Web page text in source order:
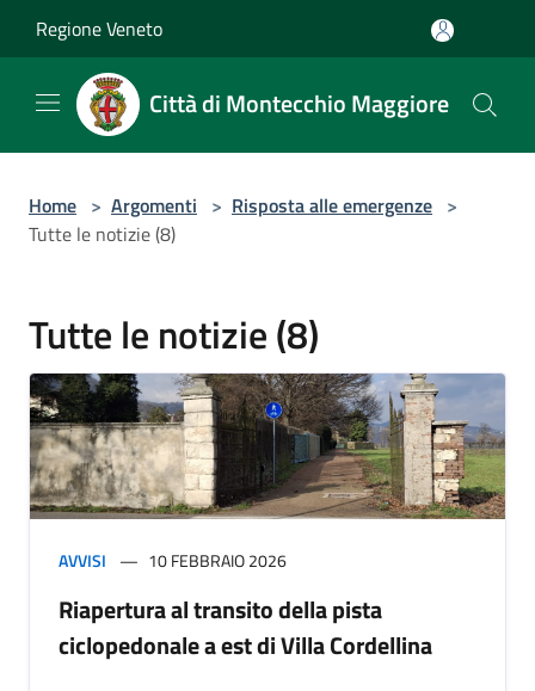
Regione Veneto
Città di Montecchio Maggiore
Home > Argomenti > Risposta alle emergenze >
Tutte le notizie (8)
Tutte le notizie (8)
AVVISI 10 FEBBRAIO 2026
Riapertura al transito della pista
ciclopedonale a est di Villa Cordellina